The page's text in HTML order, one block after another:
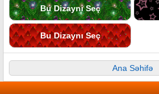
Bu Dizaynı Seç
Bu Dizaynı Seç
Ana Səhifə